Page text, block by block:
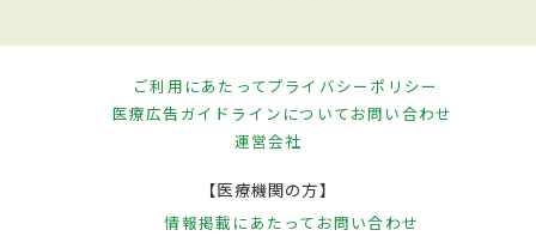
ご利用にあたってプライバシーポリシー
医療広告ガイドラインについてお問い合わせ
運営会社
【医療機関の方】
情報掲載にあたって お問い合わせ